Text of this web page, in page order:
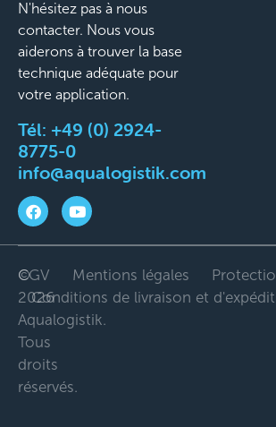
N'hésitez pas à nous
contacter. Nous vous
aiderons à trouver la base
technique adéquate pour
votre application.
Tél: +49 (0) 2924-
8775-0
info@aqualogistik.com
©
2026
Aqualogistik.
Tous
droits
réservés.
CGV Mentions légales
Conditions de livraison et